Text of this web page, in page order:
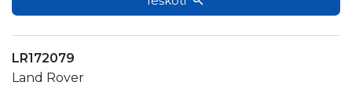
LR172079
Land Rover